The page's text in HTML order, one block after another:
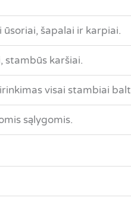
ūsoriai, šapalai ir karpiai.
stambūs karšiai.
visai stambiai
sąlygomis.